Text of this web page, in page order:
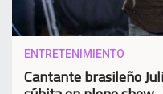
ENTRETENIMIENTO
Cantante brasileño